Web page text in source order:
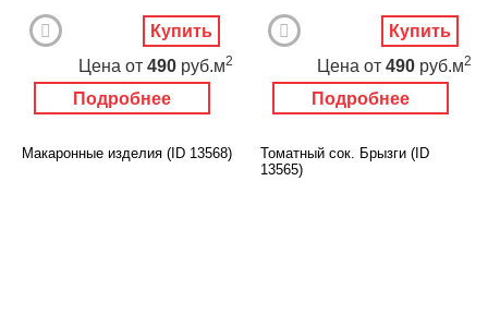
Подробнее
Цена от 490 руб.м2
Купить
Подробнее
Цена от 490 руб.м2
Купить
Макаронные изделия (ID 13568)
Томатный сок. Брызги (ID
13565)